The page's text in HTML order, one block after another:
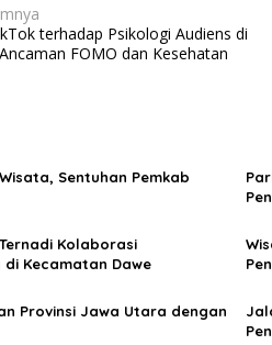
terhadap Psikologi Audiens di
FOMO dan Kesehatan
Sentuhan Pemkab
Kolaborasi
di Kecamatan Dawe
Provinsi Jawa Utara dengan